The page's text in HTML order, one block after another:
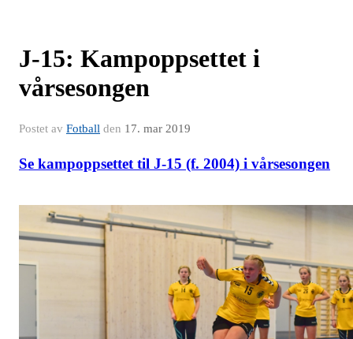
J-15: Kampoppsettet i
vårsesongen
Postet av Fotball den 17. mar 2019
Se kampoppsettet til J-15 (f. 2004) i vårsesongen